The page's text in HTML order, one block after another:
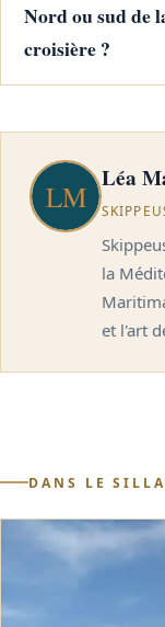
Nord ou sud de
croisière ?
Léa
la
et l'art
DANS LE